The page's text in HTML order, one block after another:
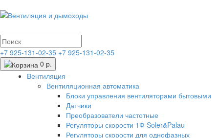
+7 925-131-02-35 +7 925-131-02-35
0 р.
Вентиляция
Вентиляционная автоматика
Блоки управления вентиляторами бытовыми
Датчики
Преобразователи частотные
Регуляторы скорости 1Ф Soler&Palau
Регуляторы скорости для однофазных